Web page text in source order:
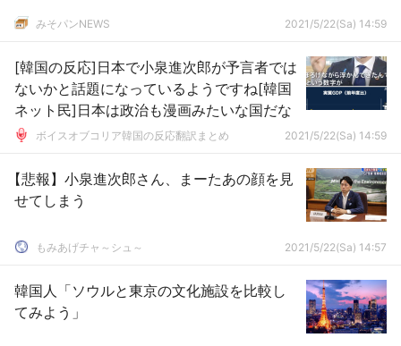
みそパンNEWS 2021/5/22(Sa) 14:59
[韓国の反応]日本で小泉進次郎が予言者では
ないかと話題になっているようですね[韓国
ネット民]日本は政治も漫画みたいな国だな
ボイスオブコリア韓国の反応翻訳まとめ 2021/5/22(Sa) 14:59
【悲報】小泉進次郎さん、まーたあの顔を見
せてしまう
もみあげチャ～シュ～ 2021/5/22(Sa) 14:57
韓国人「ソウルと東京の文化施設を比較し
てみよう」